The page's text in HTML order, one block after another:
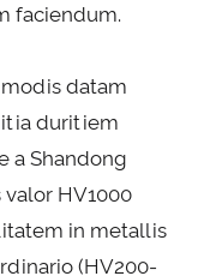
faciendum.
datam
duritiem
a Shandong
HV1000
in metallis
(HV200-